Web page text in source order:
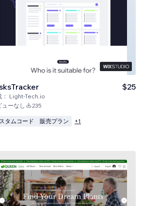
Light-Tech.io
$25
ューなし 235
タムコード 販売プラン +1